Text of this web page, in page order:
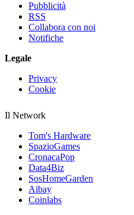
Pubblicità
RSS
Collabora con noi
Notifiche
Legale
Privacy
Cookie
Il Network
Tom's Hardware
SpazioGames
CronacaPop
Data4Biz
SosHomeGarden
Aibay
Coinlabs